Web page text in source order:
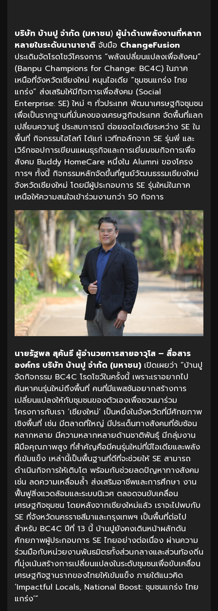
บริษัท บ้านปู จำกัด (มหาชน) ผู้นำด้านพลังงานที่หลาก
หลายในระดับนานาชาติ จับมือ ChangeFusion
ประเดิมจัดโรดโชว์โครงการ “พลังเปลี่ยนแปลงเพื่อสังคม”
(Banpu Champions for Change: BC4C) ในภาค
เหนือที่จังหวัดเชียงใหม่ หนุนไอเดีย “ชุมชนแกร่ง ไทย
แกร่ง” ส่งเสริมให้มีกิจการเพื่อสังคม (Social
Enterprise: SE) ใหม่ ๆ ทั่วประเทศ พัฒนาเศรษฐกิจชุมชน
เพื่อเป็นรากฐานที่มั่นคงของเศรษฐกิจประเทศ จัดพื้นที่แลก
เปลี่ยนความรู้ ประสบการณ์ ต่อยอดไอเดียระหว่าง SE ใน
พื้นที่ กิจกรรมไฮไลท์ ได้แก่ เวทีทอล์กจาก SE รุ่นพี่ และ
เวิร์กชอปการเขียนแผนธุรกิจและการเยี่ยมชมกิจการเพื่อ
สังคม Buddy HomeCare หนึ่งใน Alumni ของโครง
การฯ ทั้งนี้ กิจกรรมหลักจัดขึ้นที่ศูนย์วัฒนธรรมเชียงใหม่
จังหวัดเชียงใหม่ โดยมีผู้ประกอบการ SE รุ่นใหม่ในภาค
เหนือให้ความสนใจเข้าร่วมงานกว่า 50 กิจการ
นายรัฐพล สุคันธี ผู้อำนวยการสายอาวุโส – สื่อสาร
องค์กร บริษัท บ้านปู จำกัด (มหาชน) เปิดเผยว่า “บ้านปู
จัดกิจกรรม BC4C โรดโชว์ในครั้งนี้ เพราะเราอยากไป
ค้นหาคนรุ่นใหม่ถึงพื้นที่ คนที่มีแพสชันอยากสร้างการ
เปลี่ยนแปลงให้กับชุมชนของตัวเองเพื่อชวนมาร่วม
โครงการกับเรา ‘เชียงใหม่’ เป็นหนึ่งในจังหวัดที่มีศักยภาพ
เชิงพื้นที่ เช่น มีตลาดที่ใหญ่ มีประเด็นทางสังคมที่ซับซ้อน
หลากหลาย มีความหลากหลายด้านชาติพันธุ์ มีกลุ่มงาน
ฝีมือคุณภาพสูง ที่สำคัญคือมีคนรุ่นใหม่ที่มีไอเดียและพลัง
ที่เข้มแข็ง เหล่านี้เป็นพื้นฐานที่ดีที่จะช่วยให้ SE สามารถ
ดำเนินกิจการให้เติบโต พร้อมกับช่วยลดปัญหาทางสังคม
เช่น ลดความเหลื่อมล้ำ ส่งเสริมอาชีพและการศึกษา งาน
ฟื้นฟูสิ่งแวดล้อมและระบบนิเวศ ตลอดจนขับเคลื่อน
เศรษฐกิจชุมชน โดยหลังจากเชียงใหม่แล้ว เราจะไปพบกับ
SE ที่จังหวัดนครราชสีมาและกรุงเทพฯ เป็นพื้นที่ต่อไป
สำหรับ BC4C ปีที่ 13 นี้ บ้านปูยังคงเดินหน้าผลักดัน
ศักยภาพผู้ประกอบการ SE ไทยอย่างต่อเนื่อง ผ่านความ
ร่วมมือกับหน่วยงานพันธมิตรทั้งส่วนกลางและส่วนท้องถิ่น
ที่มุ่งเน้นสร้างการเปลี่ยนแปลงในระดับชุมชนเพื่อขับเคลื่อน
เศรษฐกิจฐานรากของไทยให้เข้มแข็ง ภายใต้แนวคิด
‘Impactful Locals, National Boost: ชุมชนแกร่ง ไทย
แกร่ง’”